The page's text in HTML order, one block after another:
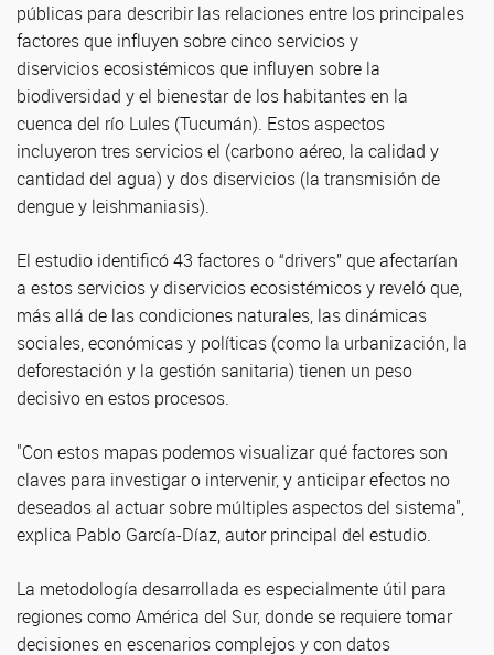
públicas para describir las relaciones entre los principales
factores que influyen sobre cinco servicios y
diservicios ecosistémicos que influyen sobre la
biodiversidad y el bienestar de los habitantes en la
cuenca del río Lules (Tucumán). Estos aspectos
incluyeron tres servicios el (carbono aéreo, la calidad y
cantidad del agua) y dos diservicios (la transmisión de
dengue y leishmaniasis).
El estudio identificó 43 factores o “drivers” que afectarían
a estos servicios y diservicios ecosistémicos y reveló que,
más allá de las condiciones naturales, las dinámicas
sociales, económicas y políticas (como la urbanización, la
deforestación y la gestión sanitaria) tienen un peso
decisivo en estos procesos.
"Con estos mapas podemos visualizar qué factores son
claves para investigar o intervenir, y anticipar efectos no
deseados al actuar sobre múltiples aspectos del sistema",
explica Pablo García-Díaz, autor principal del estudio.
La metodología desarrollada es especialmente útil para
regiones como América del Sur, donde se requiere tomar
decisiones en escenarios complejos y con datos